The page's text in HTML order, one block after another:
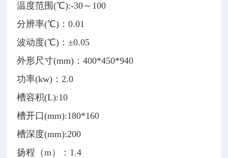
温度范围(℃):-30～100
分辨率(℃) ：0.01
波动度(℃) ：±0.05
外形尺寸(mm)：400*450*940
功率(kw)：2.0
槽容积(L):10
槽开口(mm):180*160
槽深度(mm):200
扬程（m）：1.4